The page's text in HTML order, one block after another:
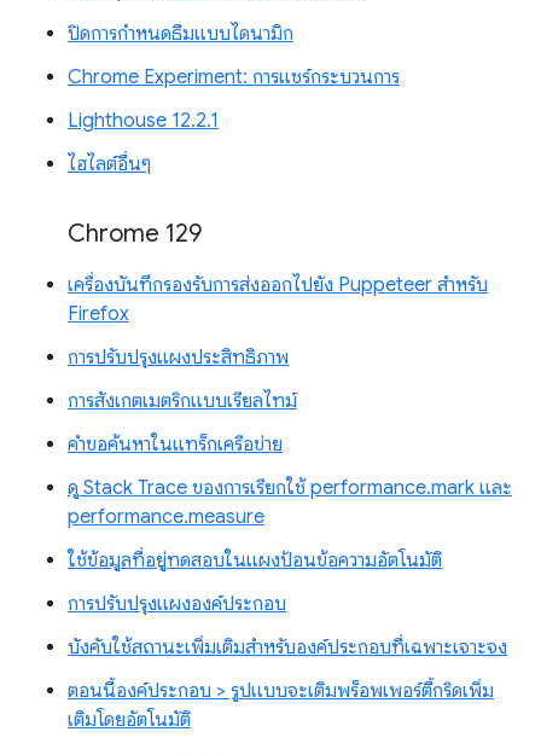
ปิดการกำหนดธีมแบบไดนามิก
Chrome Experiment: การแชร์กระบวนการ
Lighthouse 12.2.1
ไฮไลต์อื่นๆ
Chrome 129
เครื่องบันทึกรองรับการส่งออกไปยัง Puppeteer สำหรับ
Firefox
การปรับปรุงแผงประสิทธิภาพ
การสังเกตเมตริกแบบเรียลไทม์
คำขอค้นหาในแทร็กเครือข่าย
ดู Stack Trace ของการเรียกใช้ performance.mark และ
performance.measure
ใช้ข้อมูลที่อยู่ทดสอบในแผงป้อนข้อความอัตโนมัติ
การปรับปรุงแผงองค์ประกอบ
บังคับใช้สถานะเพิ่มเติมสำหรับองค์ประกอบที่เฉพาะเจาะจง
ตอนนี้องค์ประกอบ > รูปแบบจะเติมพร็อพเพอร์ตี้กริดเพิ่ม
เติมโดยอัตโนมัติ